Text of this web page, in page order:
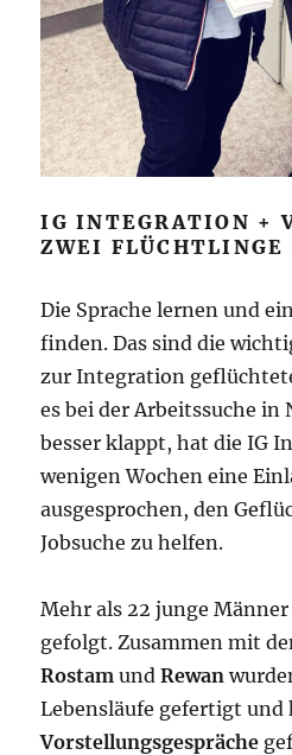
IG INTEGRATION +
ZWEI
Die Sprache lernen und
finden. Das sind die
zur Integration
es bei der Arbeitssuche in
besser klappt, hat die IG
wenigen Wochen eine
ausgesprochen, den
Jobsuche zu helfen.
Mehr als 22 junge
gefolgt. Zusammen mit
Rostam undRewan
Lebensläufe gefertigt und
Vorstellungsgespräche